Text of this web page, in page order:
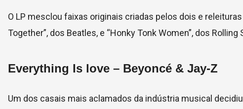
O LP mesclou faixas originais criadas pelos dois e
Together”, dos Beatles, e “Honky Tonk Women”, dos Rolling
Everything Is love – Beyoncé & Jay-Z
Um dos casais mais aclamados da indústria musical